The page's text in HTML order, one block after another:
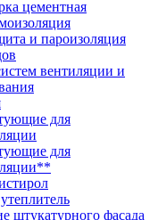
цементная
и пароизоляция
вентиляции и
для
для
штукатурного фасада